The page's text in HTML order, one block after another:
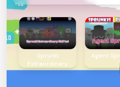
Sprunki
Extraordinary
Shifted
Agent